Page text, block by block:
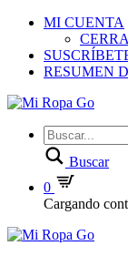
MI CUENTA
RESUMEN
Buscar
0
Cargando